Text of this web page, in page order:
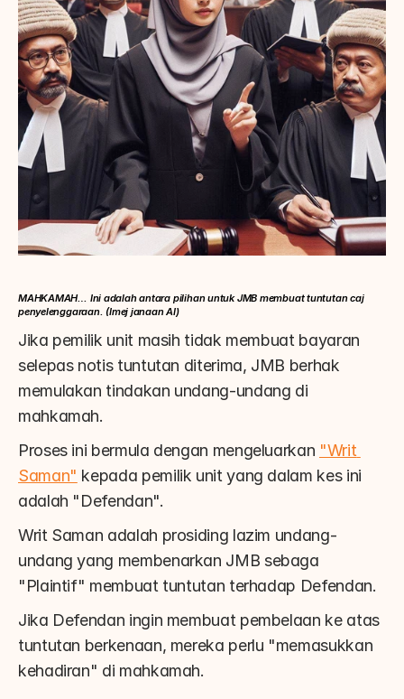
MAHKAMAH… Ini adalah antara pilihan untuk JMB membuat tuntutan caj
penyelenggaraan. (Imej janaan AI)
Jika pemilik unit masih tidak membuat bayaran
selepas notis tuntutan diterima, JMB berhak
memulakan tindakan undang-undang di
mahkamah.
Proses ini bermula dengan mengeluarkan "Writ
Saman" kepada pemilik unit yang dalam kes ini
adalah "Defendan".
Writ Saman adalah prosiding lazim undang-
undang yang membenarkan JMB sebaga
"Plaintif" membuat tuntutan terhadap Defendan.
Jika Defendan ingin membuat pembelaan ke atas
tuntutan berkenaan, mereka perlu "memasukkan
kehadiran" di mahkamah.